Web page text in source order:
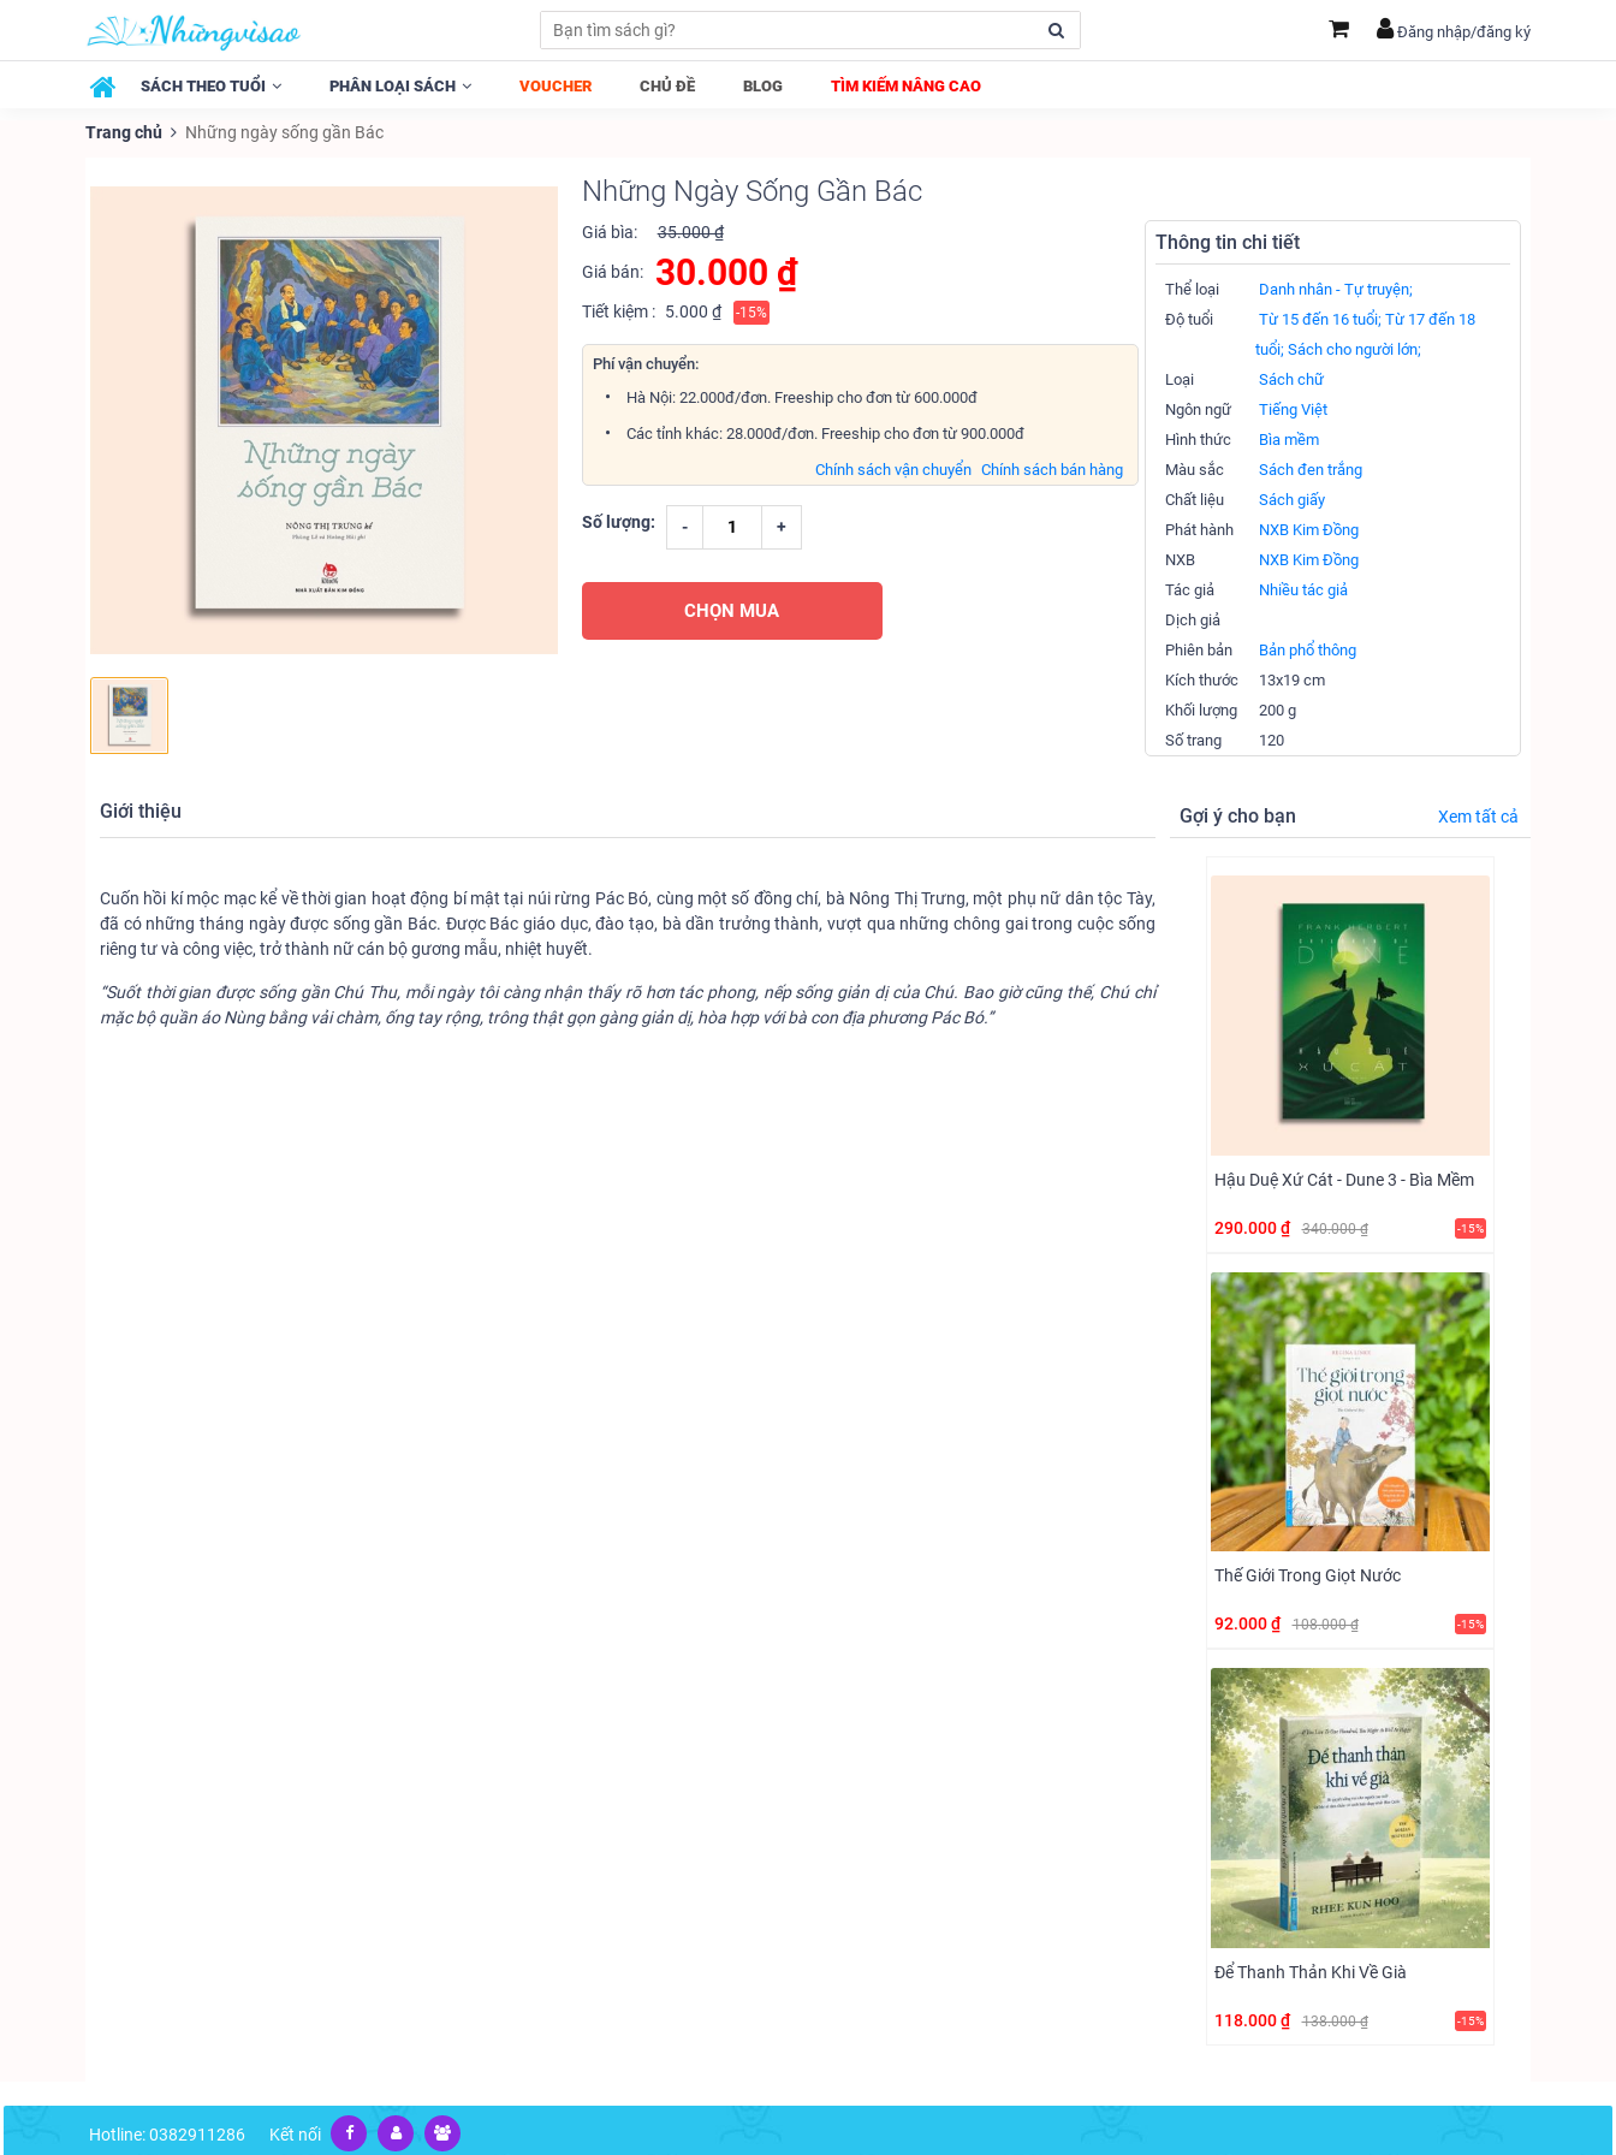
Đăng nhập/đăng ký
SÁCH THEO TUỔI PHÂN LOẠI SÁCH VOUCHER CHỦ ĐỀ BLOG TÌM KIẾM NÂNG CAO
Trang chủ Những ngày sống gần Bác
Những Ngày Sống Gần Bác
Giá bìa: 35.000 ₫
Giá bán: 30.000 ₫
Tiết kiệm : 5.000 ₫ -15%
Phí vận chuyển:
Hà Nội: 22.000đ/đơn. Freeship cho đơn từ 600.000đ
Các tỉnh khác: 28.000đ/đơn. Freeship cho đơn từ 900.000đ
Chính sách bán hàng
Chính sách vận chuyển
Số lượng: - +
CHỌN MUA
Thông tin chi tiết
Thể loại
Danh nhân - Tự truyện;
Độ tuổi
Từ 15 đến 16 tuổi; Từ 17 đến 18
tuổi; Sách cho người lớn;
Loại
Sách chữ
Ngôn ngữ
Tiếng Việt
Hình thức
Bìa mềm
Màu sắc
Sách đen trắng
Chất liệu
Sách giấy
Phát hành
NXB Kim Đồng
NXB
NXB Kim Đồng
Tác giả
Nhiều tác giả
Dịch giả
Phiên bản
Bản phổ thông
Kích thước
13x19 cm
Khối lượng
200 g
Số trang
120
Giới thiệu
Cuốn hồi kí mộc mạc kể về thời gian hoạt động bí mật tại núi rừng Pác Bó, cùng một số đồng chí, bà Nông Thị Trưng, một phụ nữ dân tộc Tày,
đã có những tháng ngày được sống gần Bác. Được Bác giáo dục, đào tạo, bà dần trưởng thành, vượt qua những chông gai trong cuộc sống
riêng tư và công việc, trở thành nữ cán bộ gương mẫu, nhiệt huyết.
“Suốt thời gian được sống gần Chú Thu, mỗi ngày tôi càng nhận thấy rõ hơn tác phong, nếp sống giản dị của Chú. Bao giờ cũng thế, Chú chỉ
mặc bộ quần áo Nùng bằng vải chàm, ống tay rộng, trông thật gọn gàng giản dị, hòa hợp với bà con địa phương Pác Bó.”
Gợi ý cho bạn Xem tất cả
Hậu Duệ Xứ Cát - Dune 3 - Bìa Mềm
290.000 ₫ 340.000 ₫ -15%
Thế Giới Trong Giọt Nước
92.000 ₫ 108.000 ₫ -15%
Để Thanh Thản Khi Về Già
118.000 ₫ 138.000 ₫ -15%
Hotline: 0382911286 Kết nối